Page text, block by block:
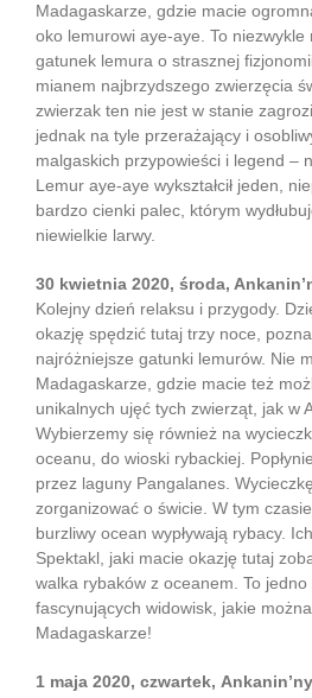
Madagaskarze, gdzie macie
oko lemurowi aye-aye. To niezwykle
gatunek lemura o strasznej
mianem najbrzydszego zwierzęcia
zwierzak ten nie jest w stanie
jednak na tyle przerażający i
malgaskich przypowieści i legend –
Lemur aye-aye wykształcił jeden,
bardzo cienki palec, którym
niewielkie larwy.
30 kwietnia 2020, środa,
Kolejny dzień relaksu i przygody.
okazję spędzić tutaj trzy noce,
najróżniejsze gatunki lemurów. Nie
Madagaskarze, gdzie macie też
unikalnych ujęć tych zwierząt, jak w
Wybierzemy się również na
oceanu, do wioski rybackiej.
przez laguny Pangalanes.
zorganizować o świcie. W tym
burzliwy ocean wypływają rybacy.
Spektakl, jaki macie okazję tutaj
walka rybaków z oceanem. To
fascynujących widowisk, jakie
Madagaskarze!
1 maja 2020, czwartek,